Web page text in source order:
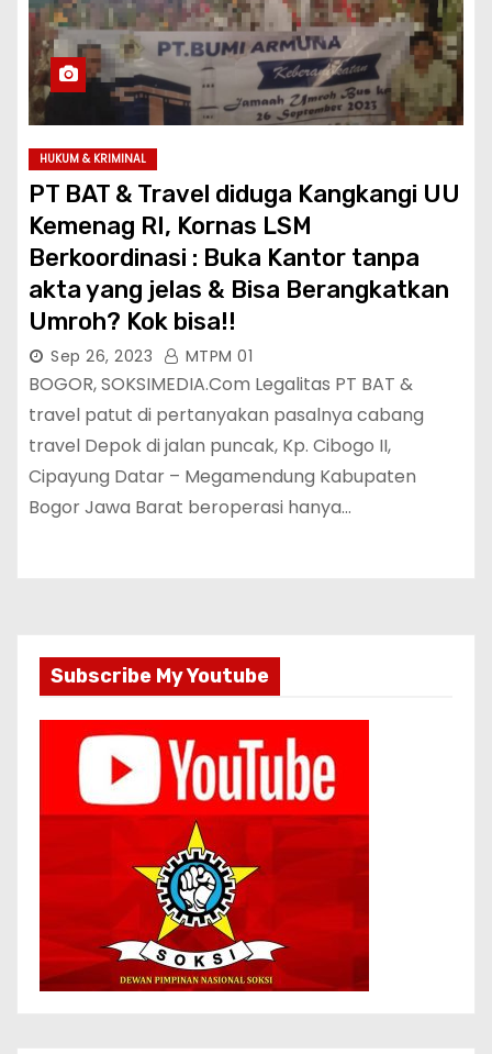
HUKUM & KRIMINAL
PT BAT & Travel diduga Kangkangi UU
Kemenag RI, Kornas LSM
Berkoordinasi : Buka Kantor tanpa
akta yang jelas & Bisa Berangkatkan
Umroh? Kok bisa!!
Sep 26, 2023 MTPM 01
BOGOR, SOKSIMEDIA.Com Legalitas PT BAT &
travel patut di pertanyakan pasalnya cabang
travel Depok di jalan puncak, Kp. Cibogo II,
Cipayung Datar – Megamendung Kabupaten
Bogor Jawa Barat beroperasi hanya…
Subscribe My Youtube